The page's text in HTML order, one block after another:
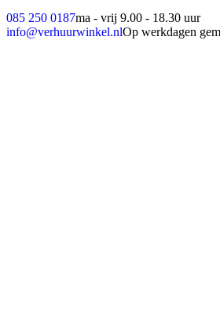
085 250 0187ma - vrij 9.00 - 18.30 uur
info@verhuurwinkel.nlOp werkdagen